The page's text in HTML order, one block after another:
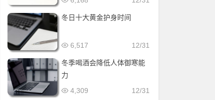
冬日十大黄金护身时间
12/31
6,517
冬季喝酒会降低人体御寒能
力
12/31
4,309